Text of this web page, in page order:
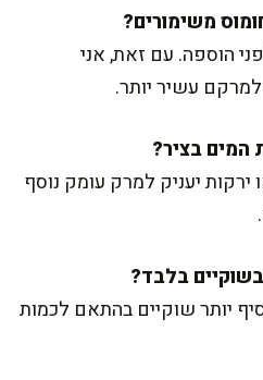
הוספה. עם זאת, אני
עשיר יותר.
יעניק למרק עומק נוסף
יותר שוקיים בהתאם לכמות